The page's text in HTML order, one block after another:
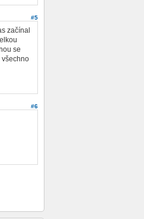
#5
začínal
se
všechno
#6